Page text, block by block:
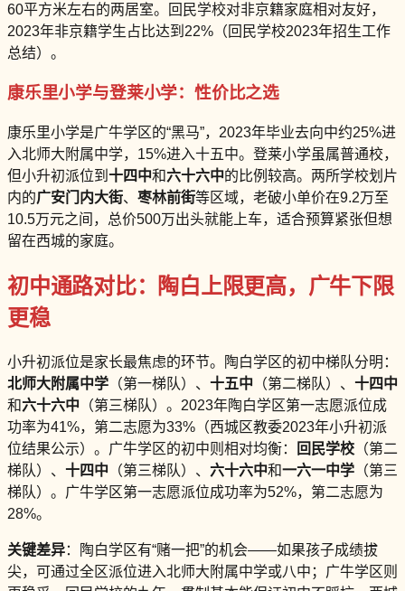
60平方米左右的两居室。回民学校对非京籍家庭相对友好，
2023年非京籍学生占比达到22%（回民学校2023年招生工作
总结）。
康乐里小学与登莱小学：性价比之选
康乐里小学是广牛学区的“黑马”，2023年毕业去向中约25%进
入北师大附属中学，15%进入十五中。登莱小学虽属普通校，
但小升初派位到 十四中和六十六中的比例较高。两所学校划片
内的广安门内大街、 枣林前街等区域，老破小单价在9.2万至
10.5万元之间，总价500万出头就能上车，适合预算紧张但想
留在西城的家庭。
初中通路对比：陶白上限更高，广牛下限
更稳
小升初派位是家长最焦虑的环节。陶白学区的初中梯队分明：
北师大附属中学 （第一梯队）、 十五中 （第二梯队）、 十四中
和六十六中 （第三梯队）。2023年陶白学区第一志愿派位成
功率为41%，第二志愿为33%（西城区教委2023年小升初派
位结果公示）。广牛学区的初中则相对均衡：
回民学校 （第二
梯队）、 十四中 （第三梯队）、 六十六中和一六一中学 （第三
梯队）。广牛学区第一志愿派位成功率为52%，第二志愿为
28%。
关键差异：陶白学区有“赌一把”的机会——如果孩子成绩拔
尖，可通过全区派位进入北师大附属中学或八中；广牛学区则